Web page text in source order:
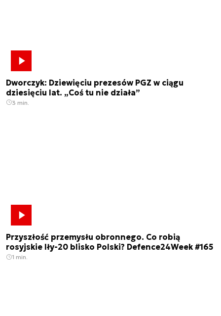
Dworczyk: Dziewięciu prezesów PGZ w ciągu
dziesięciu lat. „Coś tu nie działa”
3 min.
Przyszłość przemysłu obronnego. Co robią
rosyjskie Iły-20 blisko Polski? Defence24Week #165
1 min.